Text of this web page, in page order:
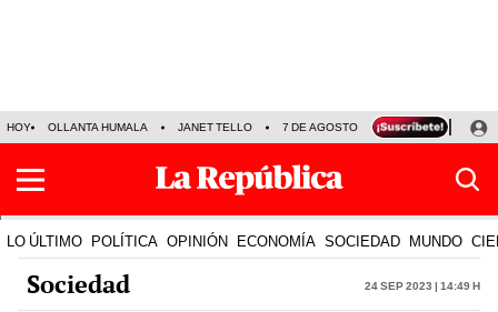
HOY OLLANTA HUMALA JANET TELLO 7 DE AGOSTO TINKA RESULTADOS
LO ÚLTIMO POLÍTICA OPINIÓN ECONOMÍA SOCIEDAD MUNDO
Sociedad 24 Sep 2023 | 14:49 h